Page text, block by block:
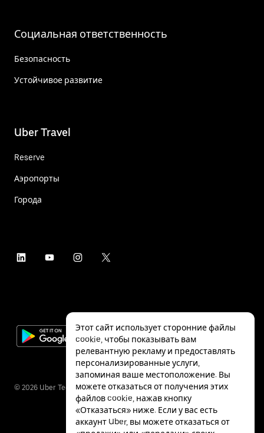
Социальная ответственность
Безопасность
Устойчивое развитие
Uber Travel
Reserve
Аэропорты
Города
© 2026 Uber Technologies Inc.
Этот сайт использует сторонние файлы
cookie, чтобы показывать вам
релевантную рекламу и предоставлять
персонализированные услуги,
запоминая ваше местоположение. Вы
можете отказаться от получения этих
файлов cookie, нажав кнопку
«Отказаться» ниже. Если у вас есть
аккаунт Uber, вы можете отказаться от